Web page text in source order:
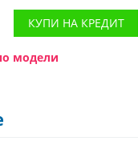
КУПИ НА КРЕДИТ
модели